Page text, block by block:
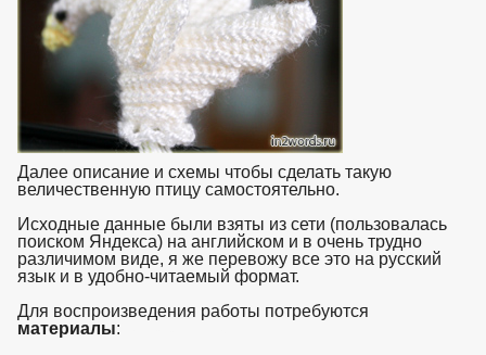
Далее описание и схемы чтобы сделать такую
величественную птицу самостоятельно.
Исходные данные были взяты из сети (пользовалась
поиском Яндекса) на английском и в очень трудно
различимом виде, я же перевожу все это на русский
язык и в удобно-читаемый формат.
Для воспроизведения работы потребуются
материалы: